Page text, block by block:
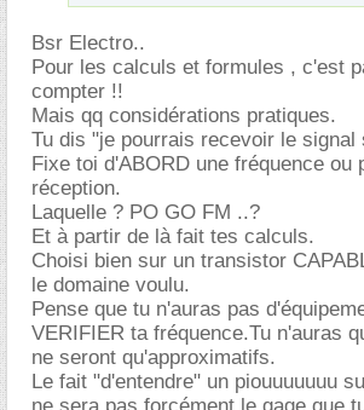
Bsr Electro..
Pour les calculs et formules , c'est
compter !!
Mais qq considérations pratiques.
Tu dis "je pourrais recevoir le signal
Fixe toi d'ABORD une fréquence ou
réception.
Laquelle ? PO GO FM ..?
Et à partir de là fait tes calculs.
Choisi bien sur un transistor
le domaine voulu.
Pense que tu n'auras pas
VERIFIER ta fréquence.Tu n'auras
ne seront qu'approximatifs.
Le fait "d'entendre" un piouuuuuuu